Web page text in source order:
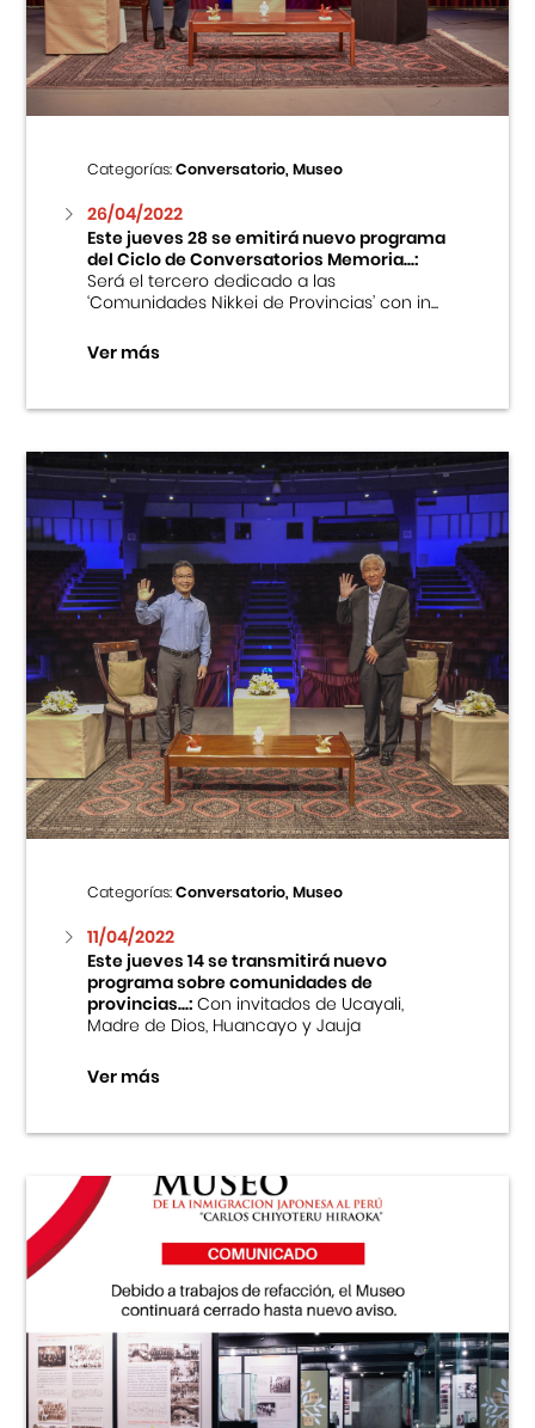
Centro Cultural Peruano Japonés
Museo de la Inmigración Japonesa
Fondo Editorial
Teatro Peruano Japonés
Categorías:Conversatorio, Museo
26/04/2022
Este jueves 28 se emitirá nuevo programa
del Ciclo de Conversatorios Memoria...:
Será el tercero dedicado a las
‘Comunidades Nikkei de Provincias’ con in...
Ver más
Categorías:Conversatorio, Museo
11/04/2022
Este jueves 14 se transmitirá nuevo
programa sobre comunidades de
provincias...:Con invitados de Ucayali,
Madre de Dios, Huancayo y Jauja
Ver más